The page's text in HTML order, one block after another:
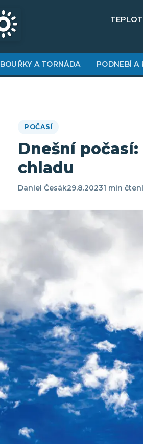
BOUŘKY A TORNÁDA PODNEBÍ A
POČASÍ
Dnešní
chladu
Daniel Česák29.8.20231 min čtení